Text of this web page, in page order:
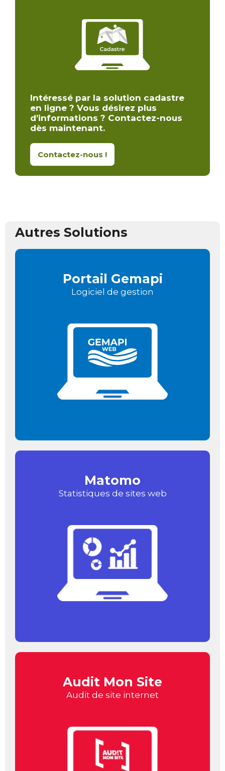
Intéressé par la solution cadastre
en ligne ? Vous désirez plus
d’informations ? Contactez-nous
dès maintenant.
Contactez-nous !
Autres Solutions
Portail Gemapi
Logiciel de gestion
Matomo
Statistiques de sites web
Audit Mon Site
Audit de site internet